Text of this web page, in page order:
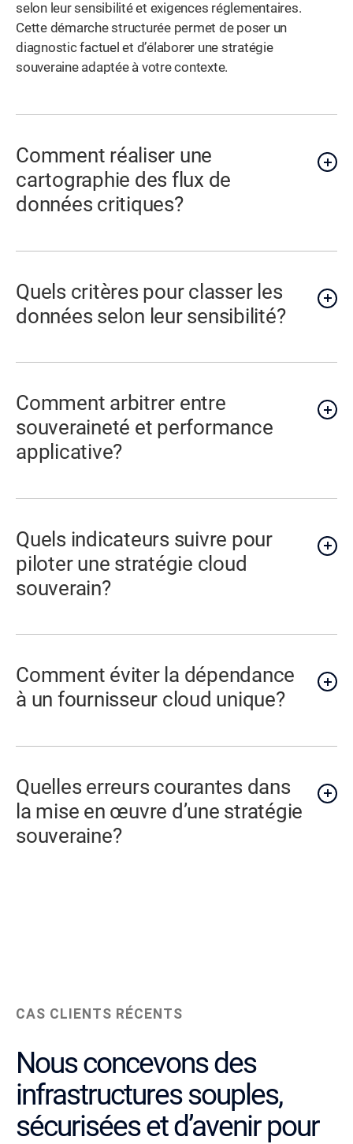
selon leur sensibilité et exigences réglementaires.
Cette démarche structurée permet de poser un
diagnostic factuel et d’élaborer une stratégie
souveraine adaptée à votre contexte.
Comment réaliser une
cartographie des flux de
données critiques?
Quels critères pour classer les
données selon leur sensibilité?
Comment arbitrer entre
souveraineté et performance
applicative?
Quels indicateurs suivre pour
piloter une stratégie cloud
souverain?
Comment éviter la dépendance
à un fournisseur cloud unique?
Quelles erreurs courantes dans
la mise en œuvre d’une stratégie
souveraine?
CAS CLIENTS RÉCENTS
Nous concevons des
infrastructures souples,
sécurisées et d’avenir pour